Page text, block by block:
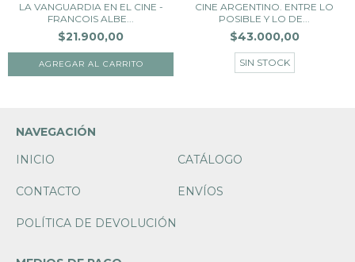
LA VANGUARDIA EN EL CINE -
FRANCOIS ALBE...
$21.900,00
CINE ARGENTINO. ENTRE LO
POSIBLE Y LO DE...
$43.000,00
SIN STOCK
NAVEGACIÓN
INICIO
CATÁLOGO
CONTACTO ENVÍOS
POLÍTICA DE DEVOLUCIÓN